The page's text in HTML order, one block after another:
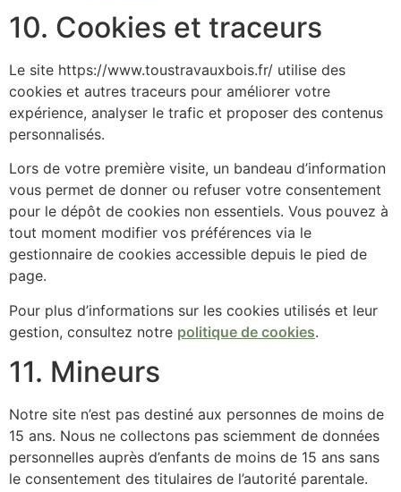
10. Cookies et traceurs
Le site https://www.toustravauxbois.fr/ utilise des
cookies et autres traceurs pour améliorer votre
expérience, analyser le trafic et proposer des contenus
personnalisés.
Lors de votre première visite, un bandeau d’information
vous permet de donner ou refuser votre consentement
pour le dépôt de cookies non essentiels. Vous pouvez à
tout moment modifier vos préférences via le
gestionnaire de cookies accessible depuis le pied de
page.
Pour plus d’informations sur les cookies utilisés et leur
gestion, consultez notre politique de cookies.
11. Mineurs
Notre site n’est pas destiné aux personnes de moins de
15 ans. Nous ne collectons pas sciemment de données
personnelles auprès d’enfants de moins de 15 ans sans
le consentement des titulaires de l’autorité parentale.